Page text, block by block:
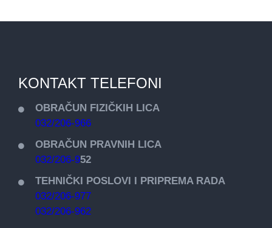
KONTAKT TELEFONI
OBRAČUN FIZIČKIH LICA
032/206-966
OBRAČUN PRAVNIH LICA
032/206-952
TEHNIČKI POSLOVI I PRIPREMA RADA
032/206-977
032/206-962